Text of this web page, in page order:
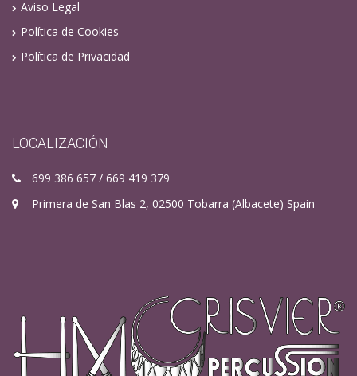
Aviso Legal
Política de Cookies
Política de Privacidad
LOCALIZACIÓN
699 386 657 / 669 419 379
Primera de San Blas 2, 02500 Tobarra (Albacete) Spain